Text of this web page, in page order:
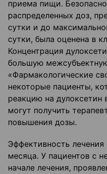
приема пищи.
распределенных доз,
сутки и до
сутки, была оценена в
Концентрация
большую
«Фармакологические
некоторые пациенты,
реакцию на дулоксетин
могут получить
повышения дозы.
Эффективность лечения
месяца. У пациентов с
начале лечения,